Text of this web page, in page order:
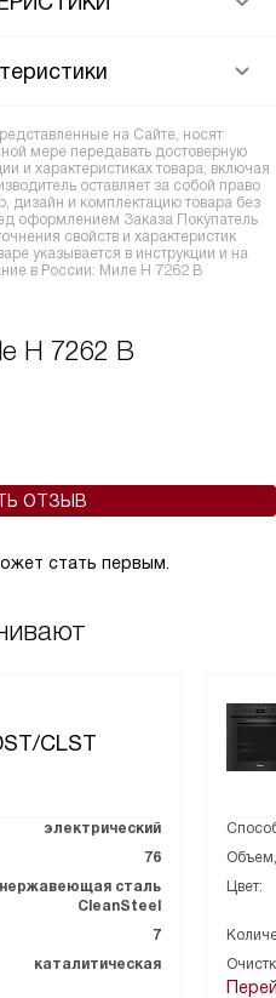
на Сайте, носят
мере передавать достоверную
и характеристиках товара, включая
оставляет за собой право
дизайн и комплектацию товара без
оформлением Заказа Покупатель
свойств и характеристик
указывается в инструкции и на
в России: Миле H 7262 B
H 7262 B
ОТЗЫВ
стать первым.
CLST
электрический
76
нержавеющая сталь
CleanSteel
7
каталитическая
Цвет: